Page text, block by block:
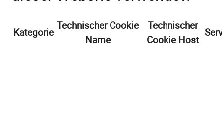
Kategorie
Technischer Cookie
Name
Technischer
Cookie Host